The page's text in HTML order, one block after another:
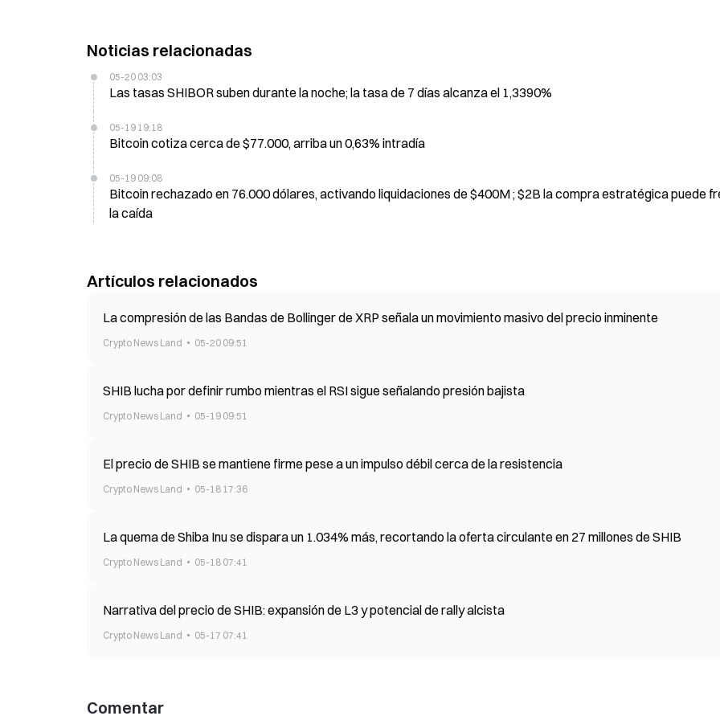
Noticias relacionadas
05-20 03:03
Las tasas SHIBOR suben durante la noche; la tasa de 7 días alcanza el 1,3390%
05-19 19:18
Bitcoin cotiza cerca de $77.000, arriba un 0,63% intradía
05-19 09:08
Bitcoin rechazado en 76.000 dólares, activando liquidaciones de $400M ; $2B la compra estratégica puede
la caída
Artículos relacionados
La compresión de las Bandas de Bollinger de XRP señala un movimiento masivo del precio inminente
Crypto News Land 05-20 09:51
SHIB lucha por definir rumbo mientras el RSI sigue señalando presión bajista
Crypto News Land 05-19 09:51
El precio de SHIB se mantiene firme pese a un impulso débil cerca de la resistencia
Crypto News Land 05-18 17:36
La quema de Shiba Inu se dispara un 1.034% más, recortando la oferta circulante en 27 millones de SHIB
Crypto News Land 05-18 07:41
Narrativa del precio de SHIB: expansión de L3 y potencial de rally alcista
Crypto News Land 05-17 07:41
Comentar